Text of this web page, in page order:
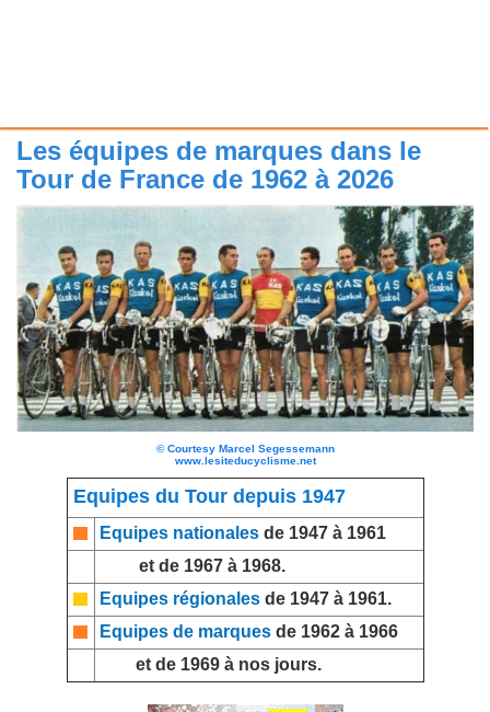
Les équipes de marques dans le
Tour de France de 1962 à 2026
©Courtesy Marcel Segessemann
www.lesiteducyclisme.net
Equipes du Tour depuis 1947
Equipes nationalesde 1947 à 1961
et de 1967 à 1968.
Equipes régionalesde 1947 à 1961.
Equipes de marquesde 1962 à 1966
et de 1969 à nos jours.